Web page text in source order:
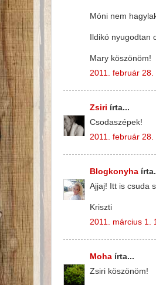
Móni nem
Ildikó
Mary köszönöm!
2011. február 28.
Zsiri írta...
Csodaszépek!
2011. február 28.
Blogkonyha
Ajjaj! Itt is csuda
Kriszti
2011. március 1.
Moha írta...
Zsiri köszönöm!